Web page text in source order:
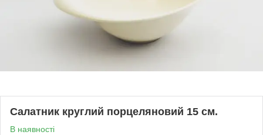
Салатник круглий порцеляновий 15 см.
В наявності